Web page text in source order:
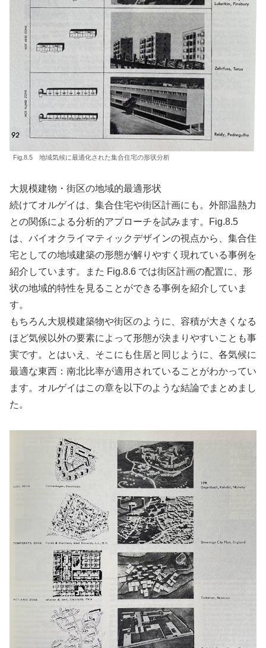
Fig.8.5 地域気候に最適化された集合住宅の形状分析
大規模建物・街区の地域的最適形状
続けてオルゲイは、集合住宅や街区計画にも。外部温熱力
との関係による分析的アプローチを試みます。Fig.8.5
は、バイオクライマティックデザインの視点から、集合住
宅としての地域建築の形態が解りやすく現れている事例を
紹介しています。また Fig.8.6 では街区計画の配置に、形
状の地域的特性を見ることができる事例を紹介していま
す。
もちろん大規模建築物や街区のように、容積が大きくなる
ほど気候以外の要素によって形態が決まりやすいことも事
実です。とはいえ、そこにも住居と同じように、各気候に
最適な東西：南北比率が適用されていることがわかってい
ます。オルゲイはこの章を以下のような結論でまとめまし
た。